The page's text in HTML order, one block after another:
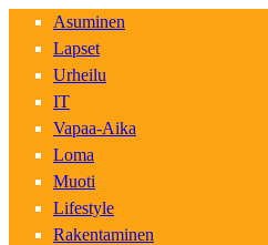
Asuminen
Lapset
Urheilu
IT
Vapaa-Aika
Loma
Muoti
Lifestyle
Rakentaminen